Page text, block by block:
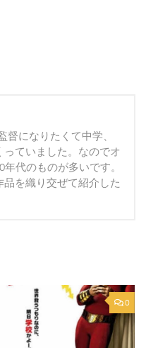
督になりたくて中学、
ていました。なのでオ
代のものが多いです。
を織り交ぜて紹介した
0